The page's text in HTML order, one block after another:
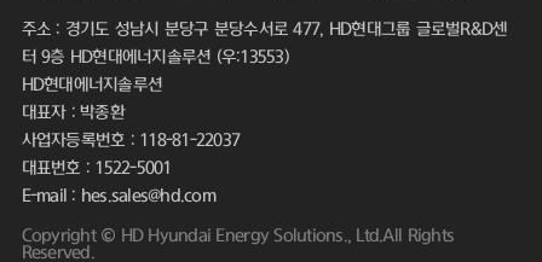
주소 : 경기도 성남시 분당구 분당수서로 477, HD현대그룹 글로벌R&D센
터 9층 HD현대에너지솔루션 (우:13553)
HD현대에너지솔루션
대표자 : 박종환
사업자등록번호 : 118-81-22037
대표번호 : 1522-5001
E-mail : hes.sales@hd.com
Copyright © HD Hyundai Energy Solutions., Ltd.All Rights
Reserved.